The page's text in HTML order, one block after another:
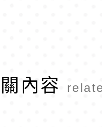
內容